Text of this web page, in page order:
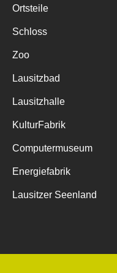
Ortsteile
Schloss
Zoo
Lausitzbad
Lausitzhalle
KulturFabrik
Computermuseum
Energiefabrik
Lausitzer Seenland